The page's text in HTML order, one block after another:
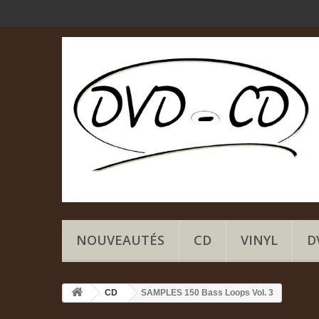
NOUVEAUTÉS CD VINYL
CD SAMPLES 150 Bass Loops Vol. 3